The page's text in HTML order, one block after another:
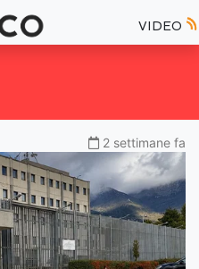
VIDEO
2 settimane fa